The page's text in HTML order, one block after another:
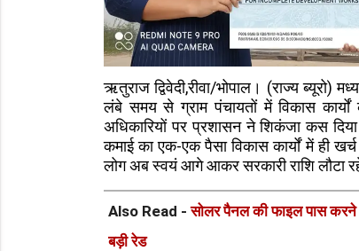
ऋतुराज द्विवेदी,रीवा/भोपाल। (राज्य ब्यूरो)
लंबे समय से ग्राम पंचायतों में विकास
अधिकारियों पर प्रशासन ने शिकंजा कस
कमाई का एक-एक पैसा विकास कार्यों में ही
लोग अब स्वयं आगे आकर सरकारी राशि लौटा
Also Read -सोलर पैनल की फाइल पास करने
बड़ी रेड